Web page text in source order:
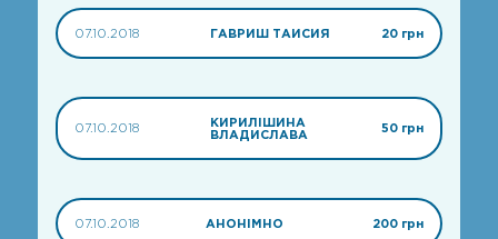
07.10.2018 ГАВРИШ ТАИСИЯ 20 грн
07.10.2018
КИРИЛІШИНА
ВЛАДИСЛАВА
50 грн
07.10.2018 АНОНІМНО 200 грн